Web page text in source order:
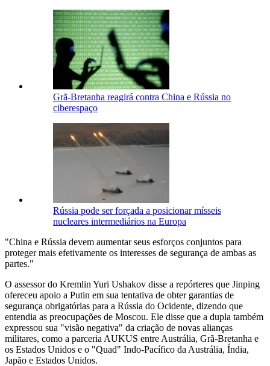
Grã-Bretanha reagirá contra China e Rússia no
ciberespaço
Rússia pode ser forçada a posicionar mísseis
nucleares intermediários na Europa
"China e Rússia devem aumentar seus esforços conjuntos para
proteger mais efetivamente os interesses de segurança de ambas as
partes."
O assessor do Kremlin Yuri Ushakov disse a repórteres que Jinping
ofereceu apoio a Putin em sua tentativa de obter garantias de
segurança obrigatórias para a Rússia do Ocidente, dizendo que
entendia as preocupações de Moscou. Ele disse que a dupla também
expressou sua "visão negativa" da criação de novas alianças
militares, como a parceria AUKUS entre Austrália, Grã-Bretanha e
os Estados Unidos e o "Quad" Indo-Pacífico da Austrália, Índia,
Japão e Estados Unidos.